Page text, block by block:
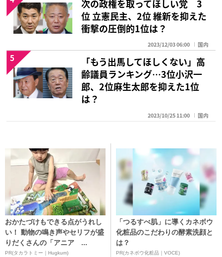
次の政権を取ってほしい党 3
位 立憲民主、2位 維新を抑えた
衝撃の圧倒的1位は？
2023/12/03 06:00 国内
「もう出馬してほしくない」高
齢議員ランキング…3位小沢一
郎、2位麻生太郎を抑えた1位
は？
2023/10/25 11:00 国内
5
おかたづけもできる点がうれし
い！ 動物の鳴き声やセリフが盛
りだくさんの「アニア ...
PR(タカラトミー｜Hugkum)
「つるすべ肌」に導くカネボウ
化粧品のこだわりの酵素洗顔と
は？
PR(カネボウ化粧品｜VOCE)